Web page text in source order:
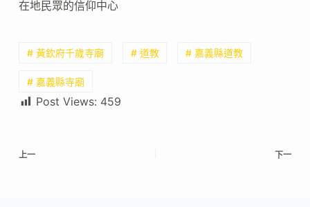
在地民眾的信仰中心
# 黃欽府千歲寺廟 # 道教 # 嘉義縣道教
# 嘉義縣寺廟
Post Views: 459
上一 下一